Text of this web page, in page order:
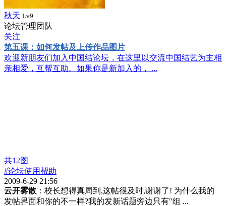
秋天 Lv9
论坛管理团队
关注
第五课：如何发帖及上传作品图片
欢迎新朋友们加入中国结论坛，在这里以交流中国结艺为主相
亲相爱，互帮互助。如果你是新加入的， ...
共12图
#论坛使用帮助
2009-6-29 21:56
云开雾散 ：校长想得真周到,这帖很及时,谢谢了! 为什么我的
发帖界面和你的不一样?我的发新话题旁边只有"组 ...